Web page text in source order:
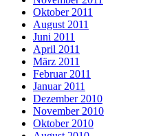
Oktober 2011
August 2011
Juni 2011
April 2011
März 2011
Februar 2011
Januar 2011
Dezember 2010
November 2010
Oktober 2010